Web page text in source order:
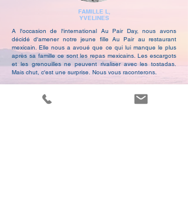
FAMILLE L,
YVELINES
A l'occasion de l'international Au Pair Day, nous avons
décidé d'amener notre jeune fille Au Pair au restaurant
mexicain. Elle nous a avoué que ce qui lui manque le plus
après sa famille ce sont les repas mexicains. Les escargots
et les grenouilles ne peuvent rivaliser avec les tostadas.
Mais chut, c'est une surprise. Nous vous raconterons.